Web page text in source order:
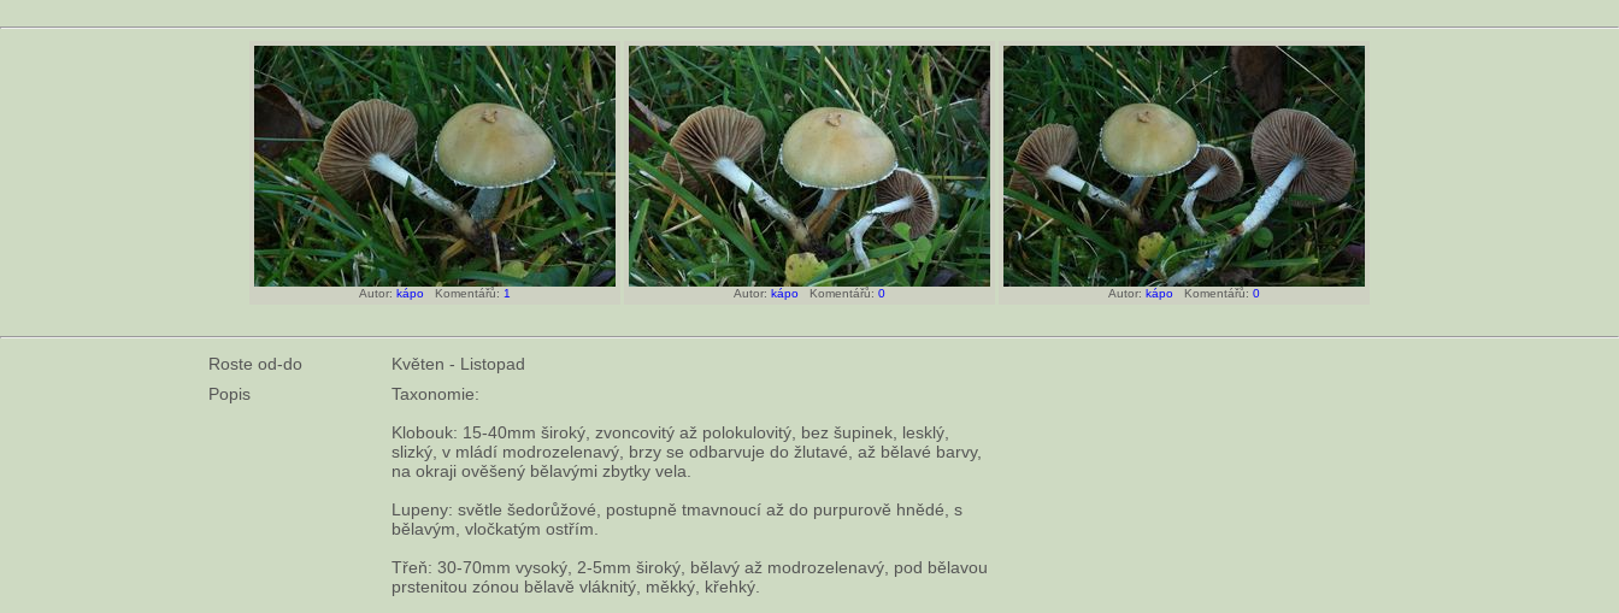
Autor: kápo Komentářů: 1 Autor: kápo Komentářů: 0 Autor: kápo Komentářů: 0
Roste od-do
Květen - Listopad
Popis
Taxonomie:
Klobouk: 15-40mm široký, zvoncovitý až polokulovitý, bez šupinek, lesklý,
slizký, v mládí modrozelenavý, brzy se odbarvuje do žlutavé, až bělavé barvy,
na okraji ověšený bělavými zbytky vela.
Lupeny: světle šedorůžové, postupně tmavnoucí až do purpurově hnědé, s
bělavým, vločkatým ostřím.
Třeň: 30-70mm vysoký, 2-5mm široký, bělavý až modrozelenavý, pod bělavou
prstenitou zónou bělavě vláknitý, měkký, křehký.